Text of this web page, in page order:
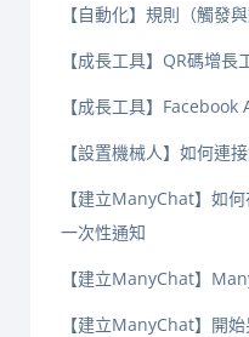
【自動化】規則（觸發
【成長工具】QR碼增長
【成長工具】Facebook
【設置機械人】如何連
【建立ManyChat】如
一次性通知
【建立ManyChat】
【建立ManyChat】開